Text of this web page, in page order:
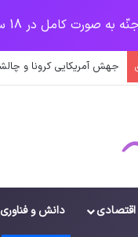
صورت کامل در 18 سرفصل
جهش آمریکایی کرونا و
اقتصادی دانش و فناوری